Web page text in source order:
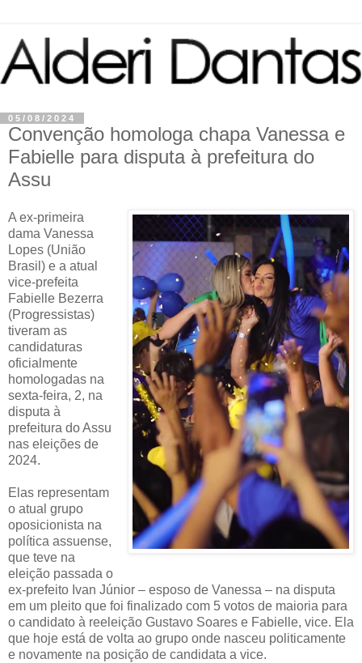
05/08/2024
Convenção homologa chapa Vanessa e
Fabielle para disputa à prefeitura do
Assu
A ex-primeira
dama Vanessa
Lopes (União
Brasil) e a atual
vice-prefeita
Fabielle Bezerra
(Progressistas)
tiveram as
candidaturas
oficialmente
homologadas na
sexta-feira, 2, na
disputa à
prefeitura do Assu
nas eleições de
2024.
Elas representam
o atual grupo
oposicionista na
política assuense,
que teve na
eleição passada o
ex-prefeito Ivan Júnior – esposo de Vanessa – na disputa
em um pleito que foi finalizado com 5 votos de maioria para
o candidato à reeleição Gustavo Soares e Fabielle, vice. Ela
que hoje está de volta ao grupo onde nasceu politicamente
e novamente na posição de candidata a vice.